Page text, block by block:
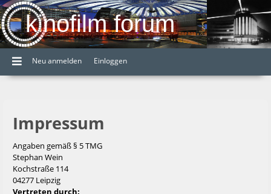
kinofilm forum
Neu anmelden Einloggen
Impressum
Angaben gemäß § 5 TMG
Stephan Wein
Kochstraße 114
04277 Leipzig
Vertreten durch: